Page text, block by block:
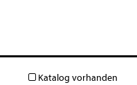
Katalog vorhanden